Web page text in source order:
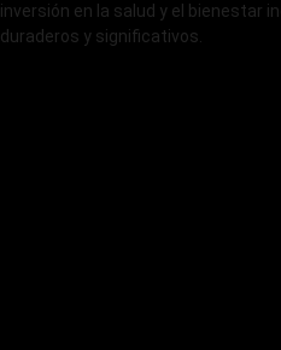
inversión en la salud y el bienestar
duraderos y significativos.